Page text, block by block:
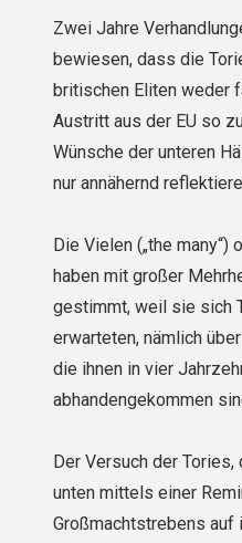
Zwei Jahre
bewiesen, dass die
britischen Eliten weder
Austritt aus der EU so
Wünsche der unteren
nur annähernd
Die Vielen („the many“)
haben mit großer
gestimmt, weil sie sich
erwarteten, nämlich
die ihnen in vier
abhandengekommen
Der Versuch der
unten mittels einer
Großmachtstrebens auf